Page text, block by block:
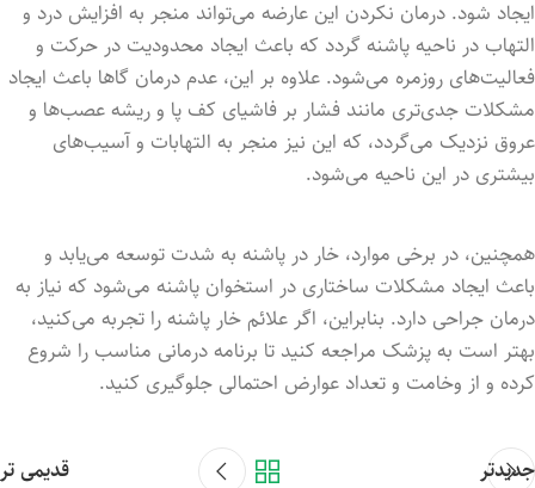
ایجاد شود. درمان نکردن این عارضه می‌تواند منجر به افزایش درد و
التهاب در ناحیه پاشنه گردد که باعث ایجاد محدودیت در حرکت و
فعالیت‌های روزمره می‌شود. علاوه بر این، عدم درمان گاها باعث ایجاد
مشکلات جدی‌تری مانند فشار بر فاشیای کف پا و ریشه عصب‌ها و
عروق نزدیک می‌گردد، که این نیز منجر به التهابات و آسیب‌های
بیشتری در این ناحیه می‌شود.
همچنین، در برخی موارد، خار در پاشنه به شدت توسعه می‌یابد و
باعث ایجاد مشکلات ساختاری در استخوان پاشنه می‌شود که نیاز به
درمان جراحی دارد. بنابراین، اگر علائم خار پاشنه را تجربه می‌کنید،
بهتر است به پزشک مراجعه کنید تا برنامه درمانی مناسب را شروع
کرده و از وخامت و تعداد عوارض احتمالی جلوگیری کنید.
جدیدتر قدیمی تر